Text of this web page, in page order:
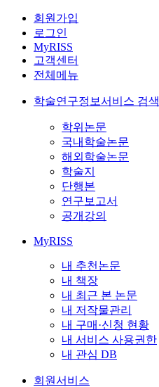
회원가입
로그인
MyRISS
고객센터
전체메뉴
학술연구정보서비스 검색
학위논문
국내학술논문
해외학술논문
학술지
단행본
연구보고서
공개강의
MyRISS
내 추천논문
내 책장
내 최근 본 논문
내 저작물관리
내 구매·신청 현황
내 서비스 사용권한
내 관심 DB
회원서비스